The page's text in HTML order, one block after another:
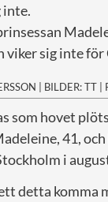
inte.
viker sig inte för
| BILDER: TT |
som hovet
41,
i
detta komma